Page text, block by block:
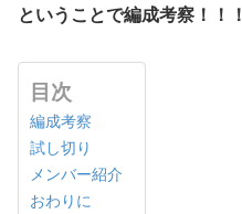
ということで編成考察！！！
目次
編成考察
試し切り
メンバー紹介
おわりに